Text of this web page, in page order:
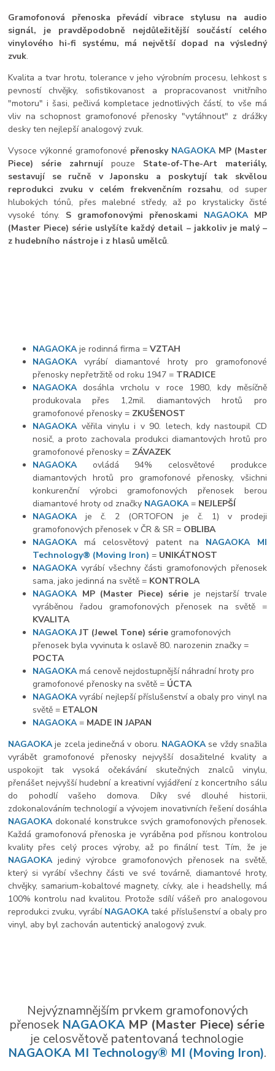
Gramofonová přenoska převádí vibrace stylusu na audio
signál, je pravděpodobně nejdůležitějšísoučástí celého
vinylového hi-fi systému, má největší dopad na výsledný
zvuk.
Kvalita a tvar hrotu, tolerance v jehovýrobním procesu, lehkost s
pevností chvějky, sofistikovanost a propracovanost vnitřního
"motoru" i šasi, pečlivá kompletace jednotlivých částí, to vše má
vliv na schopnost gramofonové přenosky "vytáhnout" z drážky
desky ten nejlepší analogový zvuk.
Vysoce výkonné gramofonové přenosky NAGAOKA MP (Master
Piece) série zahrnujípouze State-of-The-Art materiály,
sestavují se ručně v Japonsku a poskytují tak skvělou
reprodukci zvuku v celém frekvenčním rozsahu, od super
hlubokých tónů, přes malebné středy, až po krystalicky čisté
vysoké tóny. S gramofonovými přenoskami NAGAOKA MP
(Master Piece) série uslyšíte každý detail – jakkoliv je malý –
z hudebního nástroje i z hlasů umělců.
NAGAOKAje rodinná firma =VZTAH
NAGAOKAvyrábí diamantové hroty pro gramofonové
přenosky nepřetržitě od roku 1947 = TRADICE
NAGAOKAdosáhla vrcholu v roce 1980, kdy měsíčně
produkovala přes 1,2mil. diamantových hrotů pro
gramofonové přenosky = ZKUŠENOST
NAGAOKAvěřila vinylu i v 90. letech, kdy nastoupil CD
nosič, a proto zachovala produkci diamantových hrotů pro
gramofonové přenosky = ZÁVAZEK
NAGAOKAovládá 94% celosvětové produkce
diamantových hrotů pro gramofonové přenosky, všichni
konkurenční výrobci gramofonových přenosek berou
diamantové hroty od značky NAGAOKA= NEJLEPŠÍ
NAGAOKAje č. 2 (ORTOFON je č. 1) v prodeji
gramofonových přenosek v ČR & SR = OBLIBA
NAGAOKAmá celosvětový patent na NAGAOKA MI
Technology® (Moving Iron) = UNIKÁTNOST
NAGAOKAvyrábí všechny části gramofonových přenosek
sama, jako jedinná na světě = KONTROLA
NAGAOKAMP (Master Piece) série je nejstarší trvale
vyráběnou řadou gramofonových přenosek na světě =
KVALITA
NAGAOKAJT (Jewel Tone) série gramofonových
přenosek byla vyvinuta k oslavě 80. narozenin značky =
POCTA
NAGAOKAmá cenově nejdostupnější náhradní hroty pro
gramofonové přenosky na světě = ÚCTA
NAGAOKAvyrábí nejlepší příslušenství a obaly pro vinyl na
světě = ETALON
NAGAOKA= MADE IN JAPAN
NAGAOKAje zcela jedinečná v oboru. NAGAOKAse vždy snažila
vyrábět gramofonové přenosky nejvyšší dosažitelné kvality a
uspokojit tak vysoká očekávání skutečných znalců vinylu,
přenášet nejvyšší hudební a kreativní vyjádření z koncertního sálu
do pohodlí vašeho domova. Díky své dlouhé historii,
zdokonalováním technologií a vývojem inovativních řešení dosáhla
NAGAOKAdokonalé konstrukce svých gramofonových přenosek.
Každá gramofonová přenoska je vyráběna pod přísnou kontrolou
kvality přes celý proces výroby, až po finální test. Tím, že je
NAGAOKAjediný výrobce gramofonových přenosek na světě,
který si vyrábí všechny části ve své továrně, diamantové hroty,
chvějky, samarium-kobaltové magnety, cívky, ale i headshelly, má
100% kontrolu nad kvalitou. Protože sdílí vášeň pro analogovou
reprodukci zvuku, vyrábí NAGAOKAtaké příslušenství a obaly pro
vinyl, aby byl zachován autentický analogový zvuk.
Nejvýznamnějším prvkem gramofonových
přenosek NAGAOKA MP (Master Piece) série
je celosvětově patentovaná technologie
NAGAOKA MI Technology® MI (Moving Iron).